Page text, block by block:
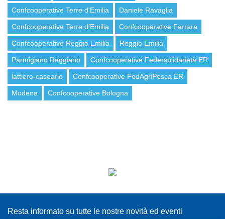
Confcooperative Terre d'Emilia Daniele Ravaglia
Confcooperative Terre d’Emilia Confcooperative Ferrara
Confcooperative Reggio Emilia Reggio Emilia
Parmigiano Reggiano Confcooperative Federsolidarietà ER
lattiero-caseario Confcooperative FedAgriPesca ER
Modena Confcooperative Bologna
Resta informato su tutte le nostre novità ed eventi